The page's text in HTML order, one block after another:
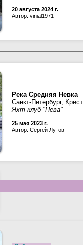
20 августа 2024 г.
Автор: vinial1971
Река Средняя Невка
Санкт-Петербург,
Яхт-клуб "Нева"
25 мая 2023 г.
Автор: Сергей Лутов